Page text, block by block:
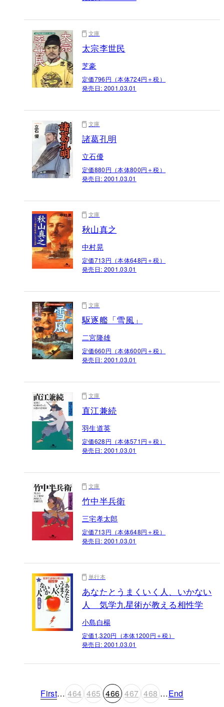
文庫
太宗李世民
芝豪
定価796円（本体724円＋税）
発売日: 2001.03.01
文庫
諸葛孔明
立石優
定価880円（本体800円＋税）
発売日: 2001.03.01
文庫
秋山真之
中村晃
定価713円（本体648円＋税）
発売日: 2001.03.01
文庫
駆逐艦「雪風」
二宮隆雄
定価660円（本体600円＋税）
発売日: 2001.03.01
文庫
直江兼続
羽生道英
定価628円（本体571円＋税）
発売日: 2001.03.01
文庫
竹中半兵衛
三宅孝太郎
定価713円（本体648円＋税）
発売日: 2001.03.01
単行本
あなたとうまくいく人、いかない
人 気学九星術が教える相性学
小島白楊
定価1,320円（本体1200円＋税）
発売日: 2001.03.01
First… 464 465 466 467 468 …End